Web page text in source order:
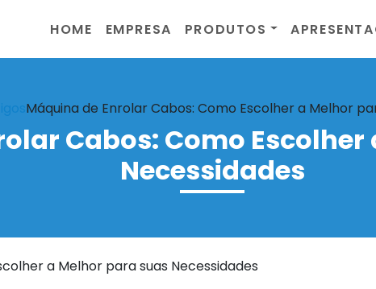
HOME EMPRESA PRODUTOS
Máquina de Enrolar Cabos: Como Escolher a Melhor
Cabos: Como
Necessidades